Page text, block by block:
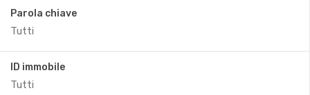
Parola chiave
ID immobile